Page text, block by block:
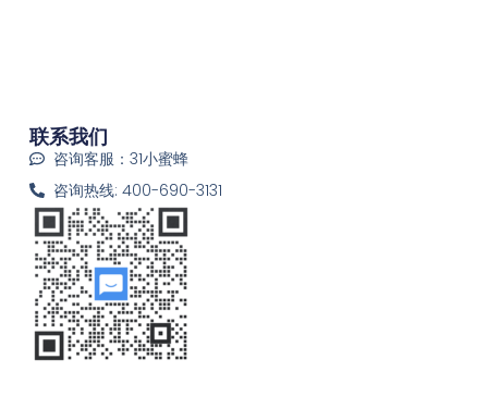
联系我们
咨询客服：31小蜜蜂
咨询热线: 400-690-3131